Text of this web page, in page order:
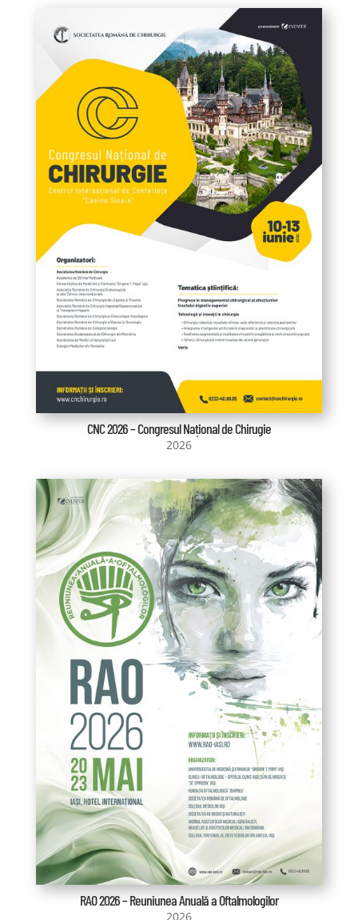
CNC 2026 – Congresul Național de Chirugie
2026
RAO 2026 – Reuniunea Anuală a Oftalmologilor
2026